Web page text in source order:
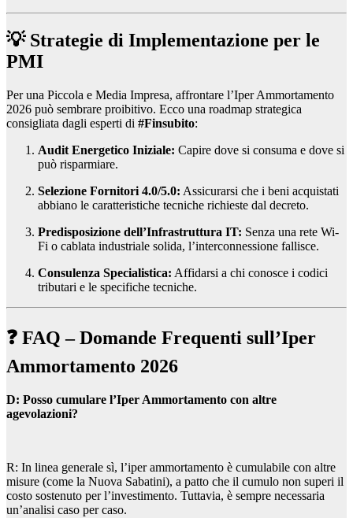
💡 Strategie di Implementazione per le
PMI
Per una Piccola e Media Impresa, affrontare l’Iper Ammortamento
2026 può sembrare proibitivo. Ecco una roadmap strategica
consigliata dagli esperti di #Finsubito:
Audit Energetico Iniziale: Capire dove si consuma e dove si
può risparmiare.
Selezione Fornitori 4.0/5.0: Assicurarsi che i beni acquistati
abbiano le caratteristiche tecniche richieste dal decreto.
Predisposizione dell’Infrastruttura IT: Senza una rete Wi-
Fi o cablata industriale solida, l’interconnessione fallisce.
Consulenza Specialistica: Affidarsi a chi conosce i codici
tributari e le specifiche tecniche.
❓ FAQ – Domande Frequenti sull’Iper
Ammortamento 2026
D: Posso cumulare l’Iper Ammortamento con altre
agevolazioni?
R: In linea generale sì, l’iper ammortamento è cumulabile con altre
misure (come la Nuova Sabatini), a patto che il cumulo non superi il
costo sostenuto per l’investimento. Tuttavia, è sempre necessaria
un’analisi caso per caso.